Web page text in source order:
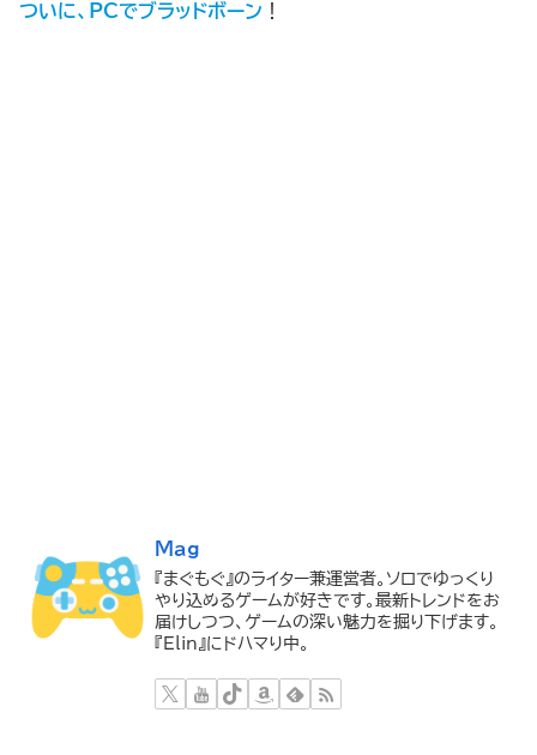
ついに、PCでブラッドボーン ！
Mag
『まぐもぐ』のライター兼運営者。ソロでゆっくり
やり込めるゲームが好きです。最新トレンドをお
届けしつつ、ゲームの深い魅力を掘り下げます。
『Elin』にドハマり中。